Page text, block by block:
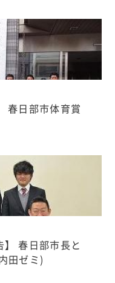
春日部市体育賞
】 春日部市長と
田ゼミ)